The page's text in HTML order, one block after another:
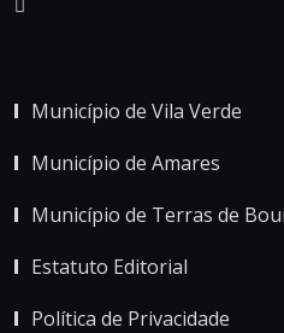
Município de Vila Verde
Município de Amares
Município de Terras de
Estatuto Editorial
Política de Privacidade